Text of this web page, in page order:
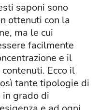
saponi sono
ottenuti con la
ma le cui
facilmente
e il
Ecco il
tante tipologie di
in grado di